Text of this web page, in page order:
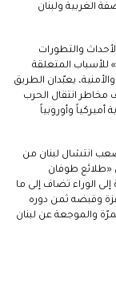
الغربية ولبنان
والتطورات
يمهدان لتحوله إلى حقيقة. استحالة تطبيق القرار «1701» للأسباب المتعلقة
يعبّدان الطريق
انتقال الحرب
وأوروبياً
انتشال لبنان من
«طلائع طوفان
الوراء تضاف إلى ما
وقبضه ثمن دوره
والموجعة عن لبنان